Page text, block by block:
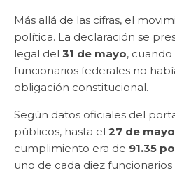
Más allá de las cifras, el
política. La declaración se
legal del 31 de mayo,
funcionarios federales no
obligación constitucional.
Según datos oficiales del
públicos, hasta el 27 de mayo
cumplimiento era de 91.35
uno de cada diez